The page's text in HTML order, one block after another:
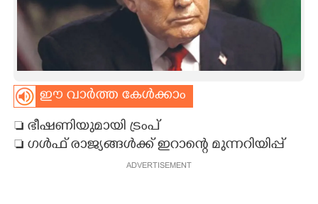
ART
ASTRO
CARTOONS
LITERATURE
ഈ വാർത്ത കേൾക്കാം
 ഭീഷണിയുമായി ട്രംപ്
 ഗൾഫ് രാജ്യങ്ങൾക്ക് ഇറാന്റെ മുന്നറിയിപ്പ്
ADVERTISEMENT